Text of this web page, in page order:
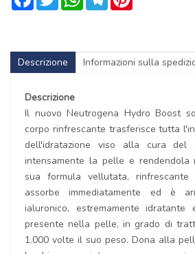
Descrizione Informazioni sulla
Descrizione
Il nuovo Neutrogena Hydro Boost
corpo rinfrescante trasferisce tutta
dell'idratazione viso alla cura del
intensamente la pelle e rendendola
sua formula vellutata,
assorbe immediatamente ed è
ialuronico, estremamente idratante
presente nella pelle, in grado di
1.000 volte il suo peso. Dona alla